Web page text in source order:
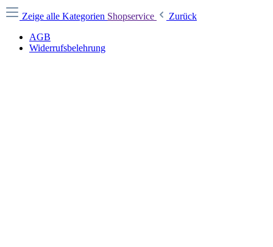
Zeige alle Kategorien Shopservice
Zurück
AGB
Widerrufsbelehrung